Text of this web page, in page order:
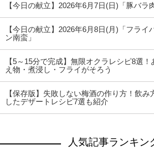
【今日の献立】2026年6月7日(日)「豚バラ
【今日の献立】2026年6月8日(月)「フライ
ン南蛮」
【5～15分で完成】無限オクラレシピ8選
え物・煮浸し・フライがそろう
【保存版】失敗しない梅酒の作り方！飲み
したデザートレシピ7選も紹介
人気記事ランキン